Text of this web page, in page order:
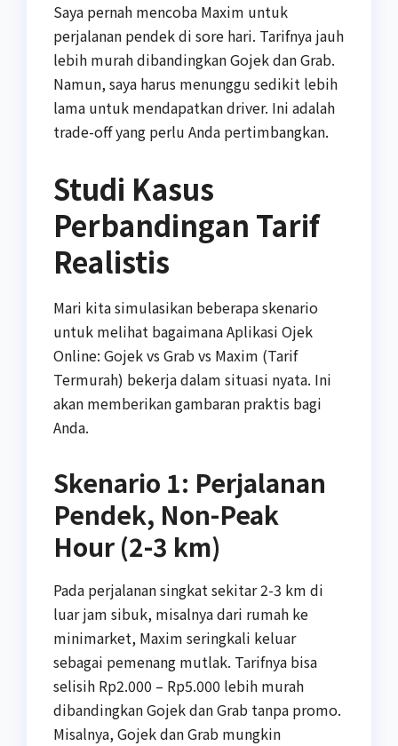
Saya pernah mencoba Maxim untuk
perjalanan pendek di sore hari. Tarifnya jauh
lebih murah dibandingkan Gojek dan Grab.
Namun, saya harus menunggu sedikit lebih
lama untuk mendapatkan driver. Ini adalah
trade-off yang perlu Anda pertimbangkan.
Studi Kasus
Perbandingan Tarif
Realistis
Mari kita simulasikan beberapa skenario
untuk melihat bagaimana Aplikasi Ojek
Online: Gojek vs Grab vs Maxim (Tarif
Termurah) bekerja dalam situasi nyata. Ini
akan memberikan gambaran praktis bagi
Anda.
Skenario 1: Perjalanan
Pendek, Non-Peak
Hour (2-3 km)
Pada perjalanan singkat sekitar 2-3 km di
luar jam sibuk, misalnya dari rumah ke
minimarket, Maxim seringkali keluar
sebagai pemenang mutlak. Tarifnya bisa
selisih Rp2.000 – Rp5.000 lebih murah
dibandingkan Gojek dan Grab tanpa promo.
Misalnya, Gojek dan Grab mungkin